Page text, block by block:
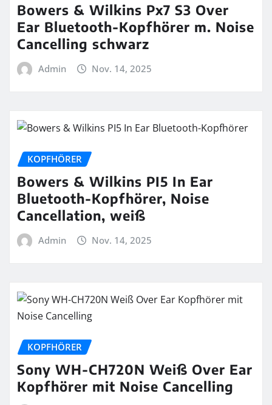
Bowers & Wilkins Px7 S3 Over
Ear Bluetooth-Kopfhörer m. Noise
Cancelling schwarz
Admin Nov. 14, 2025
KOPFHÖRER
Bowers & Wilkins PI5 In Ear
Bluetooth-Kopfhörer, Noise
Cancellation, weiß
Admin Nov. 14, 2025
KOPFHÖRER
Sony WH-CH720N Weiß Over Ear
Kopfhörer mit Noise Cancelling